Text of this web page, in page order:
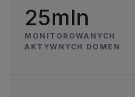
25mln
MONITOROWANYCH
AKTYWNYCH DOMEN